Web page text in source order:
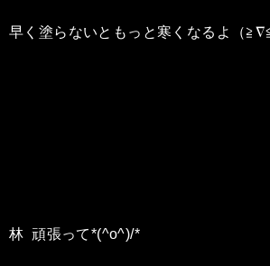
早く塗らないともっと寒くなるよ（
林 頑張って*(^o^)/*